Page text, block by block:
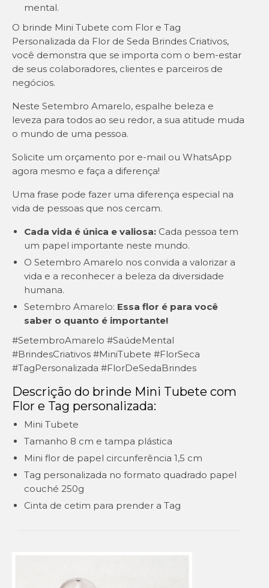
mental.
O brinde Mini Tubete com Flor e Tag
Personalizada da Flor de Seda Brindes Criativos,
você demonstra que se importa com o bem-estar
de seus colaboradores, clientes e parceiros de
negócios.
Neste Setembro Amarelo, espalhe beleza e
leveza para todos ao seu redor, a sua atitude muda
o mundo de uma pessoa.
Solicite um orçamento por e-mail ou WhatsApp
agora mesmo e faça a diferença!
Uma frase pode fazer uma diferença especial na
vida de pessoas que nos cercam.
Cada vida é única e valiosa: Cada pessoa tem
um papel importante neste mundo.
O Setembro Amarelo nos convida a valorizar a
vida e a reconhecer a beleza da diversidade
humana.
Setembro Amarelo: Essa flor é para você
saber o quanto é importante!
#SetembroAmarelo #SaúdeMental
#BrindesCriativos #MiniTubete #FlorSeca
#TagPersonalizada #FlorDeSedaBrindes
Descrição do brinde Mini Tubete com
Flor e Tag personalizada:
Mini Tubete
Tamanho 8 cm e tampa plástica
Mini flor de papel circunferência 1,5 cm
Tag personalizada no formato quadrado papel
couché 250g
Cinta de cetim para prender a Tag